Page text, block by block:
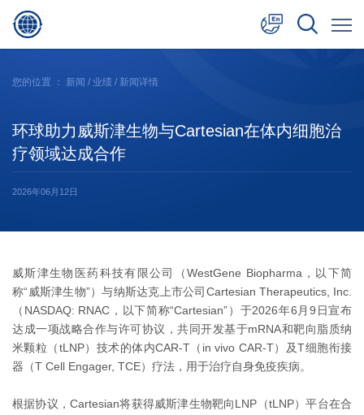
日本語
您的位置 ： 新闻 / 业绩 / 新闻详情
环球助力威斯津生物与Cartesian在体内细胞治
疗领域达成合作
2026年06月12日
威斯津生物医药科技有限公司（WestGene Biopharma，以下简
称“威斯津生物”）与纳斯达克上市公司Cartesian Therapeutics, Inc.
（NASDAQ: RNAC，以下简称“Cartesian”）于2026年6月9日宣布
达成一项战略合作与许可协议，共同开发基于mRNA和靶向脂质纳
米颗粒（tLNP）技术的体内CAR-T（in vivo CAR-T）及T细胞衔接
器（T Cell Engager, TCE）疗法，用于治疗自身免疫疾病。
根据协议，Cartesian将获得威斯津生物靶向LNP（tLNP）平台在合